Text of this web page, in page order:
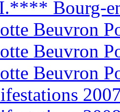
Bourg-
Beuvron
Beuvron
Beuvron